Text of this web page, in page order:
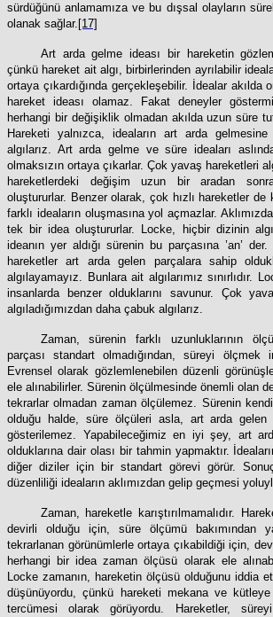
sürdüğünü anlamamıza ve bu dışsal olayların
olanak sağlar. [17]
Art arda gelme ideası bir hareketin
çünkü hareket ait algı, birbirlerinden ayrılabilir
ortaya çıkardığında gerçekleşebilir. İdealar akılda
hareket ideası olamaz. Fakat deneyler
herhangi bir değişiklik olmadan akılda uzun süre
Hareketi yalnızca, ideaların art arda
algılarız. Art arda gelme ve süre ideaları
olmaksızın ortaya çıkarlar. Çok yavaş hareketleri
hareketlerdeki değişim uzun bir aradan
oluştururlar. Benzer olarak, çok hızlı hareketler de
farklı ideaların oluşmasına yol açmazlar.
tek bir idea oluştururlar. Locke, hiçbir dizinin
ideanın yer aldığı sürenin bu parçasına ’an’
hareketler art arda gelen parçalara sahip
algılayamayız. Bunlara ait algılarımız sınırlıdır.
insanlarda benzer olduklarını savunur. Çok
algıladığımızdan daha çabuk algılarız.
Zaman, sürenin farklı uzunluklarının
parçası standart olmadığından, süreyi ölçmek
Evrensel olarak gözlemlenebilen düzenli
ele alınabilirler. Sürenin ölçülmesinde önemli olan
tekrarlar olmadan zaman ölçülemez. Sürenin
olduğu halde, süre ölçüleri asla, art arda gelen
gösterilemez. Yapabileceğimiz en iyi şey, art
olduklarına dair olası bir tahmin yapmaktır.
diğer diziler için bir standart görevi görür.
düzenliliği ideaların aklımızdan gelip geçmesi
Zaman, hareketle karıştırılmamalıdır.
devirli olduğu için, süre ölçümü bakımından
tekrarlanan görünümlerle ortaya çıkabildiği için,
herhangi bir idea zaman ölçüsü olarak ele
Locke zamanın, hareketin ölçüsü olduğunu iddia
düşünüyordu, çünkü hareketi mekana ve kütleye
tercümesi olarak görüyordu. Hareketler,